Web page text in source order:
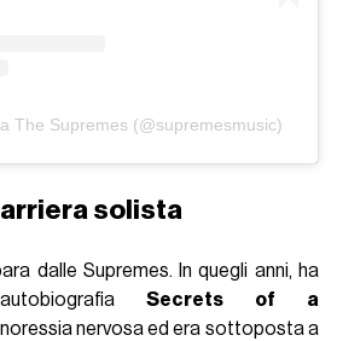
The Supremes (@supremesmusic)
solista
dalle Supremes. In quegli anni, ha
Secrets of a
nervosa ed era sottoposta a